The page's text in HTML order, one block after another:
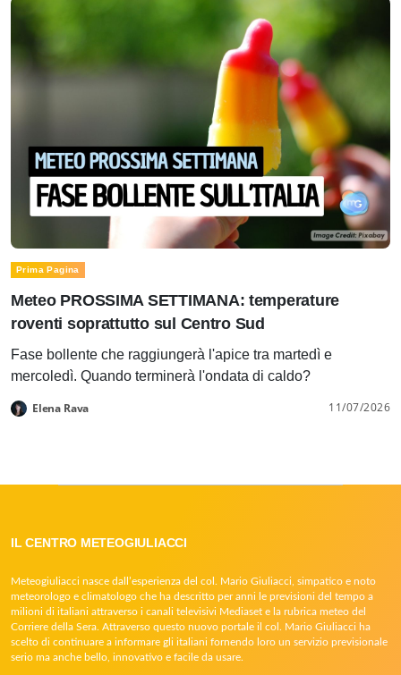
Prima Pagina
Meteo PROSSIMA SETTIMANA: temperature
roventi soprattutto sul Centro Sud
Fase bollente che raggiungerà l'apice tra martedì e
mercoledì. Quando terminerà l'ondata di caldo?
Elena Rava 11/07/2026
IL CENTRO METEOGIULIACCI
Meteogiuliacci nasce dall’esperienza del col. Mario Giuliacci, simpatico e noto
meteorologo e climatologo che ha descritto per anni le previsioni del tempo a
milioni di italiani attraverso i canali televisivi Mediaset e la rubrica meteo del
Corriere della Sera. Attraverso questo nuovo portale il col. Mario Giuliacci ha
scelto di continuare a informare gli italiani fornendo loro un servizio previsionale
serio ma anche bello, innovativo e facile da usare.